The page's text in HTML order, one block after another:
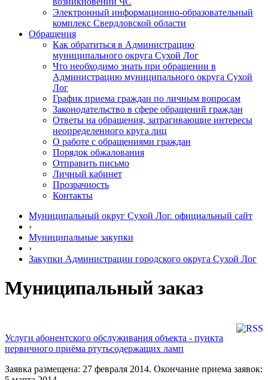
Электронный информационно-образовательный
комплекс Свердловской области
Обращения
Как обратиться в Администрацию
муниципального округа Сухой Лог
Что необходимо знать при обращении в
Администрацию муниципального округа Сухой
Лог
График приема граждан по личным вопросам
Законодательство в сфере обращений граждан
Ответы на обращения, затрагивающие интересы
неопределенного круга лиц
О работе с обращениями граждан
Порядок обжалования
Отправить письмо
Личный кабинет
Прозрачность
Контакты
Муниципальный округ Сухой Лог. официальный сайт
›
Муниципальные закупки
›
Закупки Администрации городского округа Сухой Лог
Муниципальный заказ
Услуги абонентского обслуживания объекта - пункта
первичного приёма ртутьсодержащих ламп
Заявка размещена: 27 февраля 2014. Окончание приема заявок: